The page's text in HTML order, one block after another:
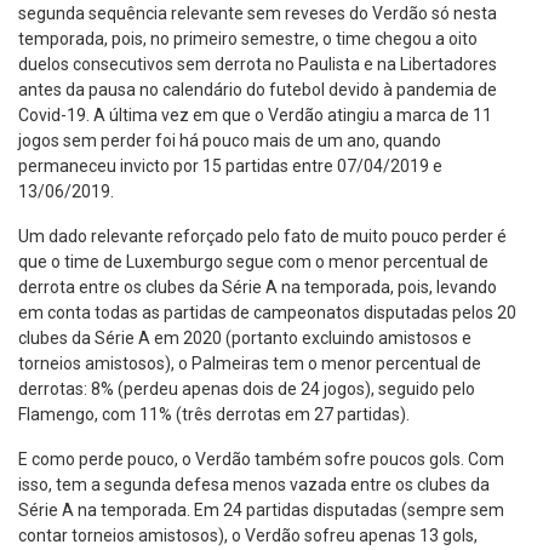
segunda sequência relevante sem reveses do Verdão só nesta
temporada, pois, no primeiro semestre, o time chegou a oito
duelos consecutivos sem derrota no Paulista e na Libertadores
antes da pausa no calendário do futebol devido à pandemia de
Covid-19. A última vez em que o Verdão atingiu a marca de 11
jogos sem perder foi há pouco mais de um ano, quando
permaneceu invicto por 15 partidas entre 07/04/2019 e
13/06/2019.
Um dado relevante reforçado pelo fato de muito pouco perder é
que o time de Luxemburgo segue com o menor percentual de
derrota entre os clubes da Série A na temporada, pois, levando
em conta todas as partidas de campeonatos disputadas pelos 20
clubes da Série A em 2020 (portanto excluindo amistosos e
torneios amistosos), o Palmeiras tem o menor percentual de
derrotas: 8% (perdeu apenas dois de 24 jogos), seguido pelo
Flamengo, com 11% (três derrotas em 27 partidas).
E como perde pouco, o Verdão também sofre poucos gols. Com
isso, tem a segunda defesa menos vazada entre os clubes da
Série A na temporada. Em 24 partidas disputadas (sempre sem
contar torneios amistosos), o Verdão sofreu apenas 13 gols,